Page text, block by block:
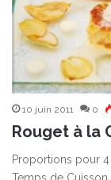
10 juin 2011 0
Rouget à la
Proportions pour
Temps de Cuisson